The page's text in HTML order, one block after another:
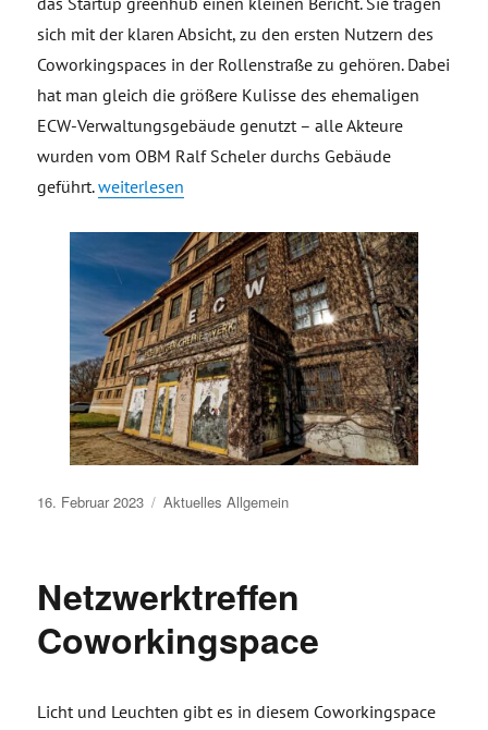
sich mit der klaren Absicht, zu den ersten Nutzern des
Coworkingspaces in der Rollenstraße zu gehören. Dabei
hat man gleich die größere Kulisse des ehemaligen
ECW-Verwaltungsgebäude genutzt – alle Akteure
wurden vom OBM Ralf Scheler durchs Gebäude
geführt.„Eilenburg – Coworking und Gründungszentrum“
weiterlesen
Veröffentlicht
16. Februar 2023 Aktuelles Allgemein
Netzwerktreffen
Coworkingspace
Licht und Leuchten gibt es in diesem Coworkingspace